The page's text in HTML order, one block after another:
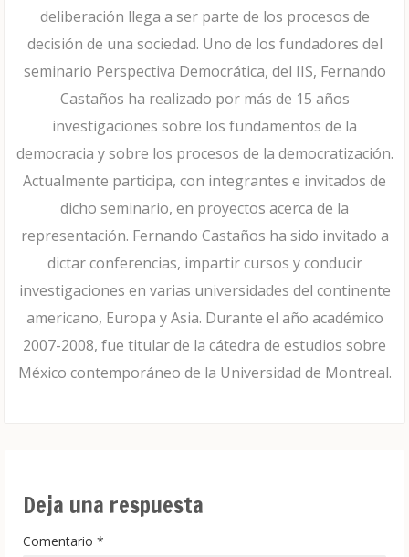
deliberación llega a ser parte de los procesos de
decisión de una sociedad. Uno de los fundadores del
seminario Perspectiva Democrática, del IIS, Fernando
Castaños ha realizado por más de 15 años
investigaciones sobre los fundamentos de la
democracia y sobre los procesos de la democratización.
Actualmente participa, con integrantes e invitados de
dicho seminario, en proyectos acerca de la
representación. Fernando Castaños ha sido invitado a
dictar conferencias, impartir cursos y conducir
investigaciones en varias universidades del continente
americano, Europa y Asia. Durante el año académico
2007-2008, fue titular de la cátedra de estudios sobre
México contemporáneo de la Universidad de Montreal.
Deja una respuesta
Comentario *